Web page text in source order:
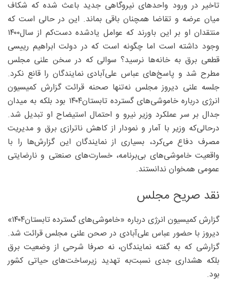
تاخیر در ورود واحدهای نیروگاهی جدید باعث شده که شکاف
میان عرضه و تقاضا همچنان باقی بماند. این در حالی است که
منتقدان او بر این باورند که عوامل یادشده دست‌کم از سال۱۴۰۰
وجود داشته است اما چگونه است که در دولت ابراهیم رییسی
قطعی برق به خانه‌ها نرسید؟ سوالی که در سخن علنی مجلس
مطرح شد و پاسخ‌های عباس علی‌آبادی نمایندگان را قانع نکرد.
جلسه علنی دیروز مجلس نه‌تنها صحنه قرائت گزارش کمیسیون
انرژی درباره خاموشی‌های گسترده تابستان۱۴۰۴ بود بلکه به میدان
جدال بر سر عملکرد وزیر نیرو و احتمال استیضاح او تبدیل شد.
درحالی‌‌که وزیر با آمار و نمودار از کاهش ناترازی برق و مدیریت
مصرف دفاع می‌کرد، بسیاری از نمایندگان این گزارش‌ها را با
واقعیت‌ خاموشی‌های بی‌برنامه، خسارت‌های صنعتی و نارضایتی
عمومی همخوان ندانستند.
نقد صریح مجلس
گزارش کمیسیون انرژی درباره «خاموشی‌های گسترده تابستان۱۴۰۴»
دیروز با حضور عباس علی‌آبادی در صحن علنی مجلس قرائت شد.
گزارشی که به گفته نمایندگان، نه صرفا شرحی از وضعیت برق
بلکه هشداری جدی نسبت‌به تهدید زیرساخت‌های حیاتی کشور
بود.